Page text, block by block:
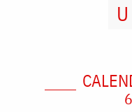
U